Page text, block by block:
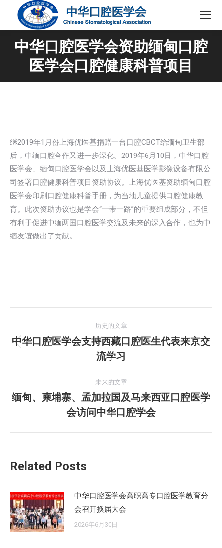
中华口腔医学会资助缅甸口腔
医学会口腔健康科普项目
继2019年1月份上海优医基捐赠一台口腔CBCT给缅甸卫生部
后，中缅口腔合作又进一步深化。2019年6月10日，中华口腔
医学会、缅甸口腔医学会以及上海优医基医学影像设备有限公
司签署口腔健康科普项目资助协议。上海优医基资助缅甸口腔
医学会印刷口腔健康科普手册，为当地儿童提供口腔健康教
育。此次资助协议也是学会“一带一路”的重要组成部分，不但
有利于促进中缅两国口腔医学交流及未来的深入合作，也为中
缅友谊做出了贡献。
章
历史的文章
历
史
文
章：
中华口腔医学会支持西藏口腔医生代表来京交
流学习
未来的文章
未
来
的
缅甸、柬埔寨、孟加拉国及马来西亚口腔医学
会访问中华口腔学会
Related Posts
中华口腔医学会高职高专口腔医学教育分
会召开换届大会
2026年6月30日